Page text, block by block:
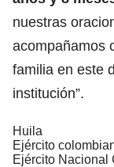
nuestras
acompañamos
familia en este
institución”.
Huila
Ejército
Ejército Nacional